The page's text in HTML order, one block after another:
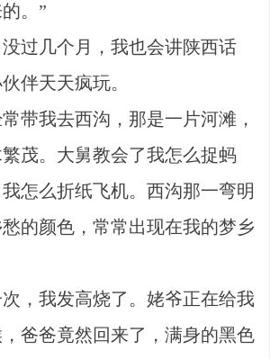
。”
几个月，我也会讲陕西话
伴天天疯玩。
我去西沟，那是一片河滩，
茂。大舅教会了我怎么捉蚂
怎么折纸飞机。西沟那一弯明
的颜色，常常出现在我的梦乡
我发高烧了。姥爷正在给我
爸爸竟然回来了，满身的黑色